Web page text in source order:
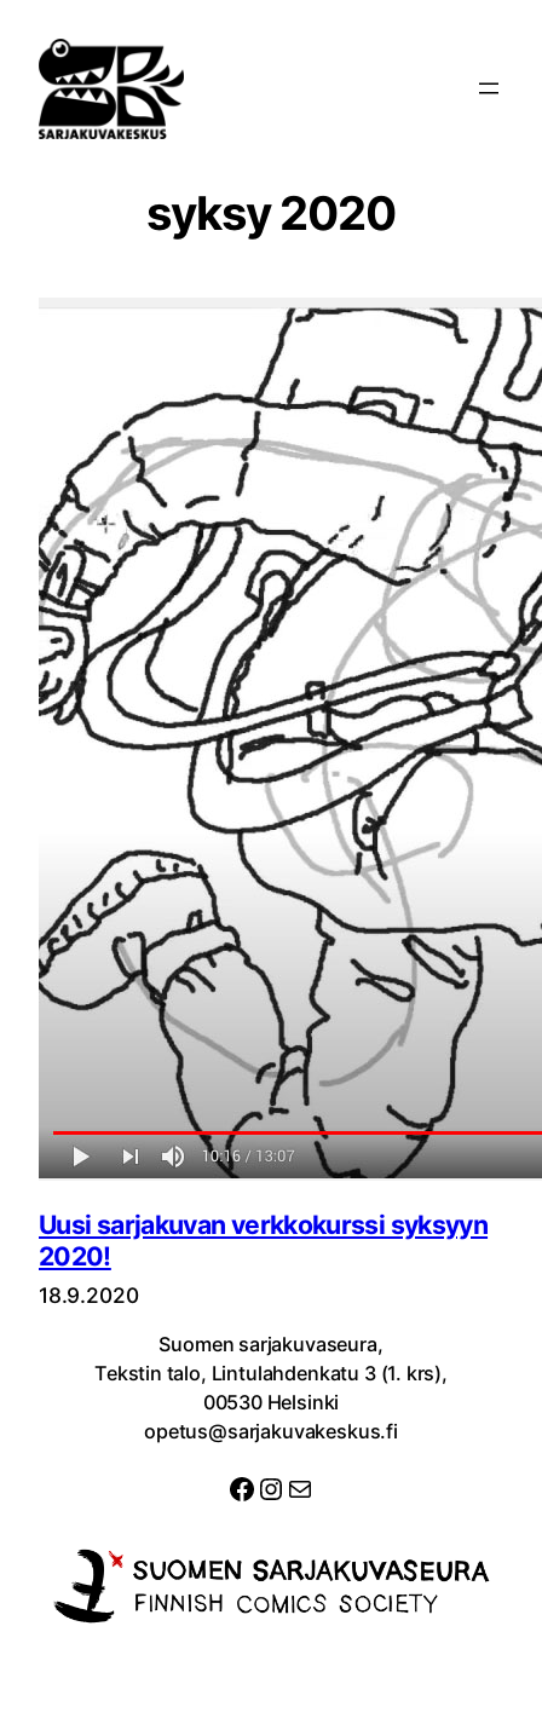
sisältöön
syksy 2020
Uusi sarjakuvan verkkokurssi syksyyn
2020!
18.9.2020
Suomen sarjakuvaseura,
Tekstin talo, Lintulahdenkatu 3 (1. krs),
00530 Helsinki
opetus@sarjakuvakeskus.fi
Facebook
Instagram
Sähköposti